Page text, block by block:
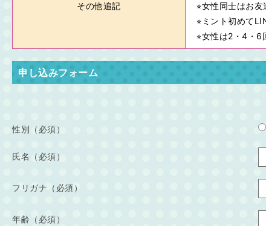
その他追記
⭐︎女性同士はお
⭐︎ミント初めて
⭐︎女性は2・4・
申し込みフォーム
性別（必須）
氏名（必須）
フリガナ（必須）
年齢（必須）